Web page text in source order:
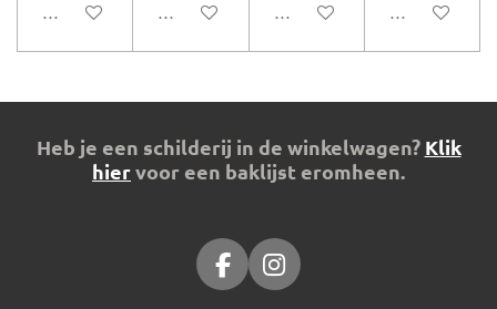
In winkelwagenIn winkelwagenIn winkelwagenIn
Heb je een schilderij in de winkelwagen? Klik
hiervoor een baklijst eromheen.
F
a
I
n